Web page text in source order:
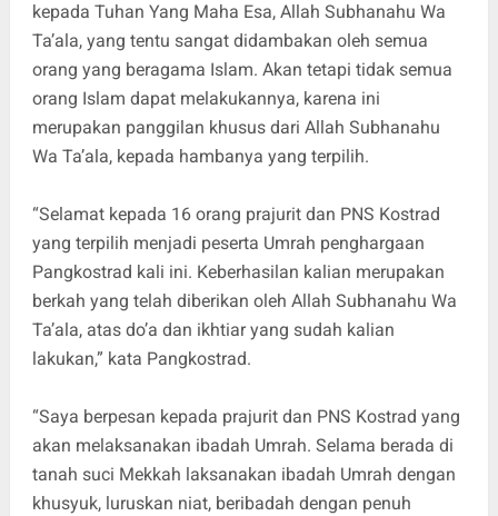
kepada Tuhan Yang Maha Esa, Allah Subhanahu Wa
Ta’ala, yang tentu sangat didambakan oleh semua
orang yang beragama Islam. Akan tetapi tidak semua
orang Islam dapat melakukannya, karena ini
merupakan panggilan khusus dari Allah Subhanahu
Wa Ta’ala, kepada hambanya yang terpilih.
“Selamat kepada 16 orang prajurit dan PNS Kostrad
yang terpilih menjadi peserta Umrah penghargaan
Pangkostrad kali ini. Keberhasilan kalian merupakan
berkah yang telah diberikan oleh Allah Subhanahu Wa
Ta’ala, atas do’a dan ikhtiar yang sudah kalian
lakukan,” kata Pangkostrad.
“Saya berpesan kepada prajurit dan PNS Kostrad yang
akan melaksanakan ibadah Umrah. Selama berada di
tanah suci Mekkah laksanakan ibadah Umrah dengan
khusyuk, luruskan niat, beribadah dengan penuh